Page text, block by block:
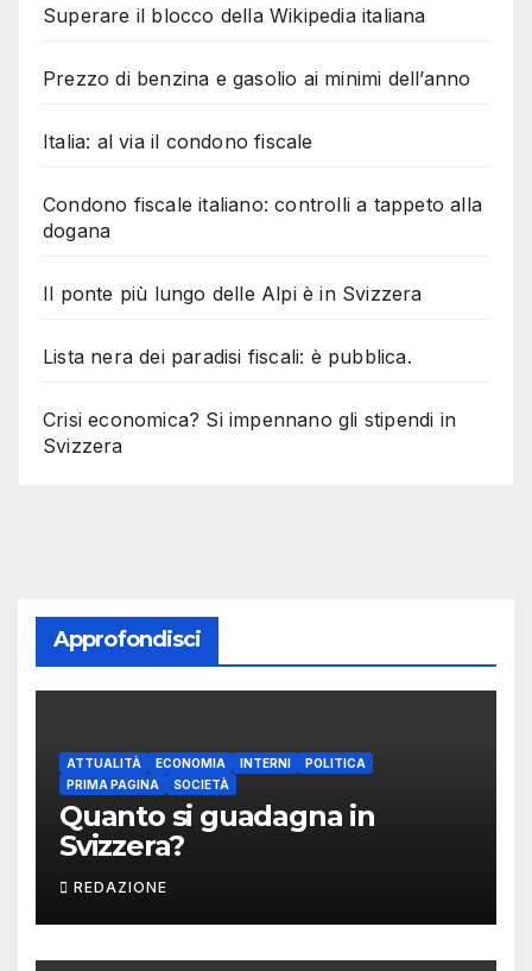
Superare il blocco della Wikipedia italiana
Prezzo di benzina e gasolio ai minimi dell’anno
Italia: al via il condono fiscale
Condono fiscale italiano: controlli a tappeto alla
dogana
Il ponte più lungo delle Alpi è in Svizzera
Lista nera dei paradisi fiscali: è pubblica.
Crisi economica? Si impennano gli stipendi in
Svizzera
Approfondisci
ATTUALITÀ ECONOMIA INTERNI
POLITICA
PRIMA PAGINA
SOCIETÀ
Quanto si guadagna in
Svizzera?
REDAZIONE